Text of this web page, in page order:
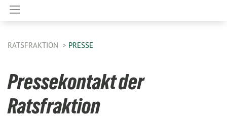
RATSFRAKTION PRESSE
Pressekontakt der
Ratsfraktion